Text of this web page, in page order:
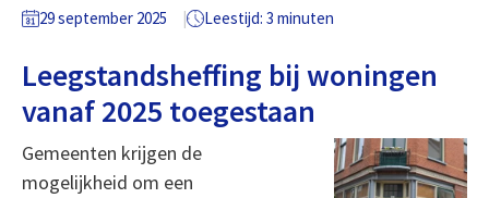
29 september 2025 Leestijd: 3 minuten
Leegstandsheffing bij woningen
vanaf 2025 toegestaan
Gemeenten krijgen de
mogelijkheid om een